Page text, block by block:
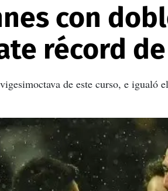
con
récord
de este curso, e igualó